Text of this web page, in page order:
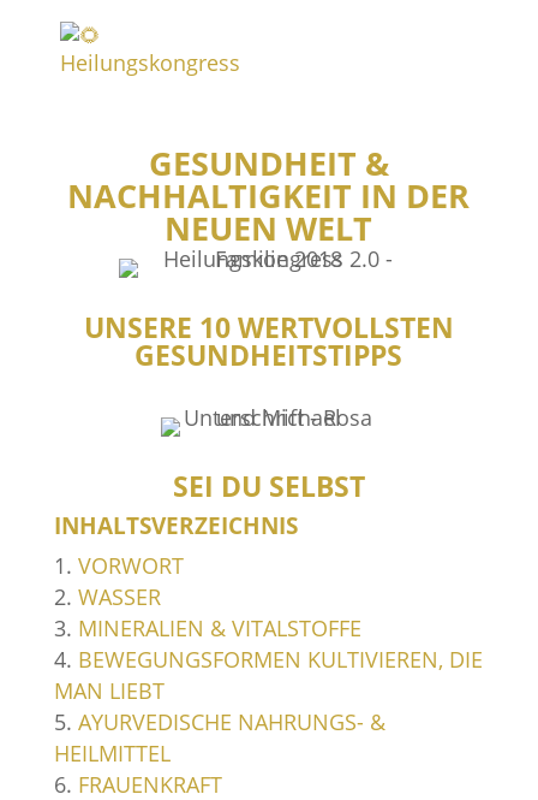
GESUNDHEIT &
NACHHALTIGKEIT IN DER
NEUEN WELT
UNSERE 10 WERTVOLLSTEN
GESUNDHEITSTIPPS
SEI DU SELBST
INHALTSVERZEICHNIS
VORWORT
WASSER
MINERALIEN & VITALSTOFFE
BEWEGUNGSFORMEN KULTIVIEREN, DIE
MAN LIEBT
AYURVEDISCHE NAHRUNGS- &
HEILMITTEL
FRAUENKRAFT